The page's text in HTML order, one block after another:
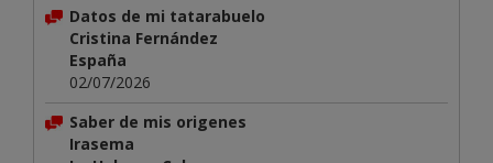
Datos de mi tatarabuelo
Cristina Fernández
España
02/07/2026
Saber de mis origenes
Irasema